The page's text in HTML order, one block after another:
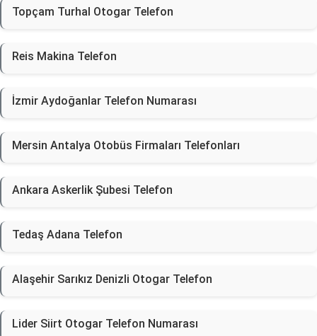
Topçam Turhal Otogar Telefon
Reis Makina Telefon
İzmir Aydoğanlar Telefon Numarası
Mersin Antalya Otobüs Firmaları Telefonları
Ankara Askerlik Şubesi Telefon
Tedaş Adana Telefon
Alaşehir Sarıkız Denizli Otogar Telefon
Lider Siirt Otogar Telefon Numarası